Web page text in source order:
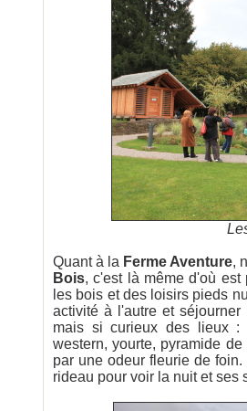
Quant à la Ferme Aventure,
Bois, c'est là même d'où
les bois et des loisirs pieds
activité à l'autre et
mais si curieux des lieux :
western, yourte, pyramide
par une odeur fleurie de
rideau pour voir la nuit et ses